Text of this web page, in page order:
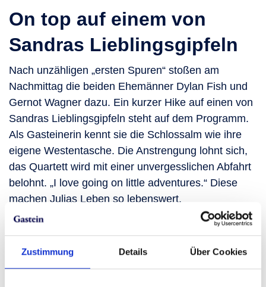
Zustimmung Details Über Cookies
On top auf einem von
Sandras Lieblingsgipfeln
Nach unzähligen „ersten Spuren“ stoßen am
Nachmittag die beiden Ehemänner Dylan Fish und
Gernot Wagner dazu. Ein kurzer Hike auf einen von
Sandras Lieblingsgipfeln steht auf dem Programm.
Als Gasteinerin kennt sie die Schlossalm wie ihre
eigene Westentasche. Die Anstrengung lohnt sich,
das Quartett wird mit einer unvergesslichen Abfahrt
belohnt. „I love going on little adventures.“ Diese
machen Julias Leben so lebenswert.
Langsam geht die Sonne hinter den Bergen
Gasteins unter. Was für ein Tag, darüber sind sich
alle einig. Beim Verabschieden schaut Julia
Mancuso noch einmal hinauf auf die Schlossalm.